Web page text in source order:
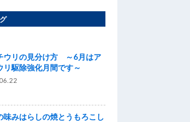
ウリの見分け方 ～6月はア
リ駆除強化月間です～
味みはらしの焼とうもろこし